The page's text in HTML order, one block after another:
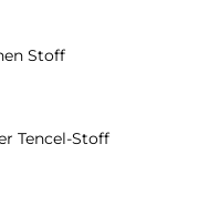
Stoff
Tencel-Stoff